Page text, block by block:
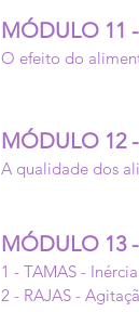
MÓDULO 11
O efeito do
MÓDULO 12
A qualidade dos
MÓDULO 13
1 - TAMAS - Inércia
2 - RAJAS -